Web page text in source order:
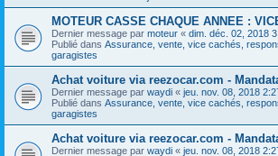
MOTEUR CASSE CHAQUE ANNEE :
Dernier message par moteur « dim. déc. 02, 2018
Publié dans Assurance, vente, vice cachés,
garagistes
Achat voiture via reezocar.com -
Dernier message par waydi « jeu. nov. 08, 2018
Publié dans Assurance, vente, vice cachés,
garagistes
Achat voiture via reezocar.com -
Dernier message par waydi « jeu. nov. 08, 2018